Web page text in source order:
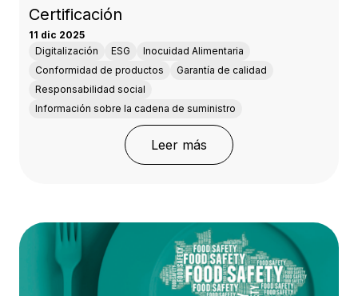
Certificación
11 dic 2025
Digitalización
ESG
Inocuidad Alimentaria
Conformidad de productos
Garantía de calidad
Responsabilidad social
Información sobre la cadena de suministro
Leer más : QIMA a los 20: